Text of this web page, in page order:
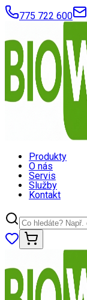
775 722 600
Produkty
O nás
Servis
Služby
Kontakt